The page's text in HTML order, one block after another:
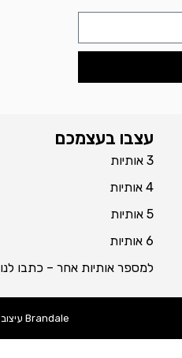
עצבו בעצמכם
3 אותיות
4 אותיות
5 אותיות
6 אותיות
למספר אותיות אחר – כתבו לנו
Brandale עיצוב ובניית אתרים